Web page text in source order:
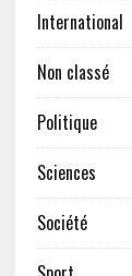
International
Non classé
Politique
Sciences
Société